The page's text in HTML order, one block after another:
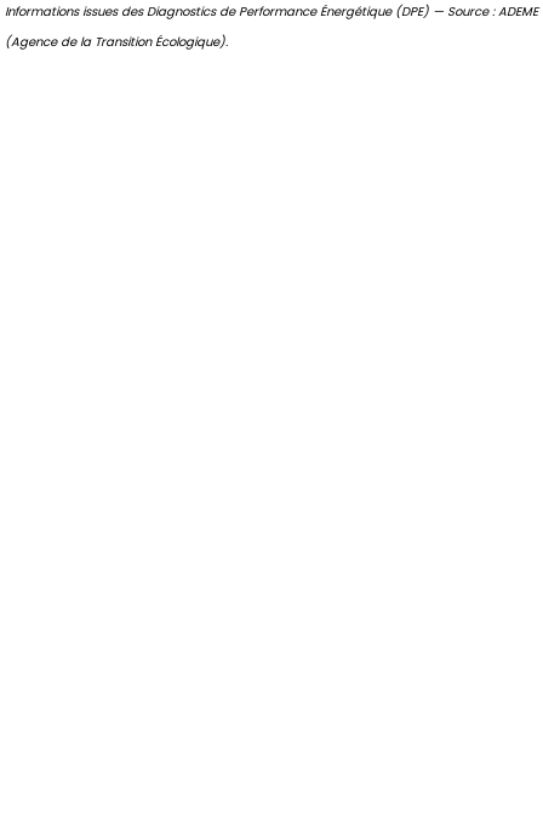
Informations issues des Diagnostics de Performance Énergétique (DPE) — Source : ADEME
(Agence de la Transition Écologique).